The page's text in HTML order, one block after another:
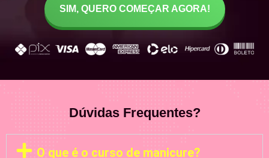
SIM, QUERO COMEÇAR AGORA!
Dúvidas Frequentes?
O que é o curso de manicure?